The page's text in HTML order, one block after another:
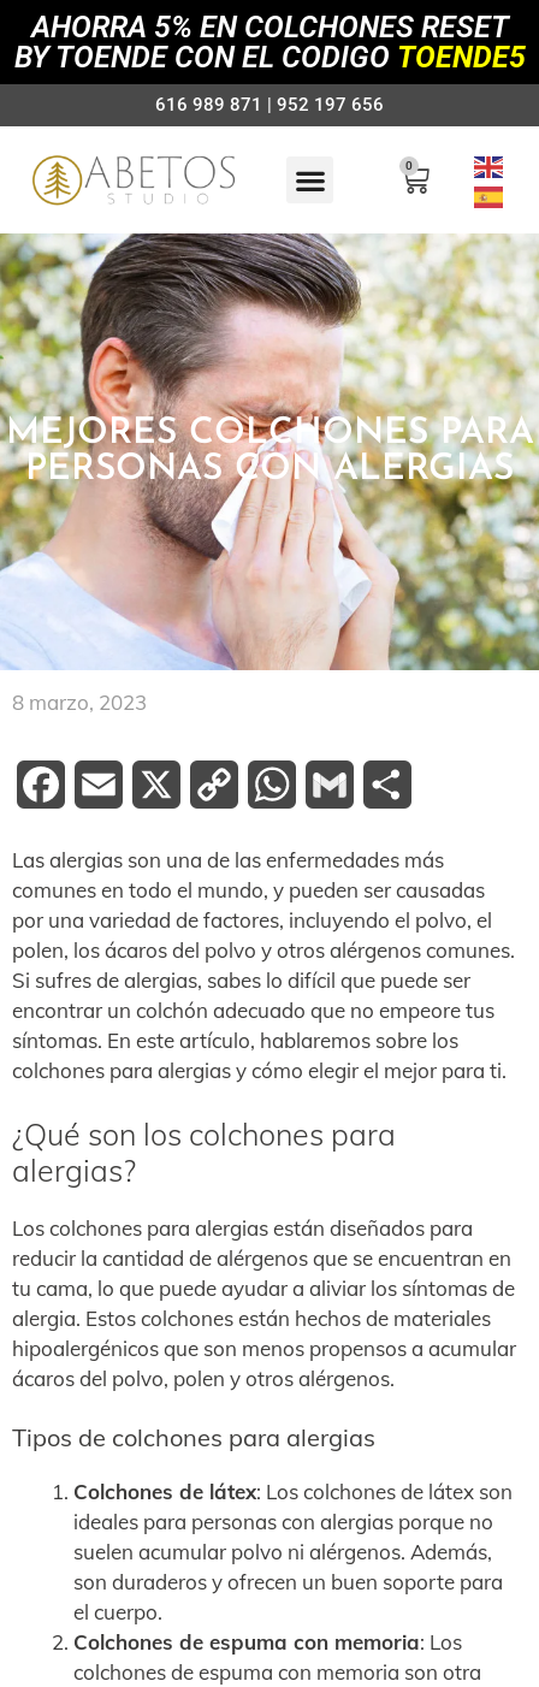
AHORRA 5% EN COLCHONES RESET
BY TOENDE CON EL CODIGO TOENDE5
616 989 871 | 952 197 656
0
MEJORES COLCHONES PARA
PERSONAS CON ALERGIAS
8 marzo, 2023
FacebookEmail
Copy
WhatsApp
Gmail
Las alergias son una de las enfermedades más
comunes en todo el mundo, y pueden ser causadas
por una variedad de factores, incluyendo el polvo, el
polen, los ácaros del polvo y otros alérgenos comunes.
Si sufres de alergias, sabes lo difícil que puede ser
encontrar un colchón adecuado que no empeore tus
síntomas. En este artículo, hablaremos sobre los
colchones para alergias y cómo elegir el mejor para ti.
¿Qué son los colchones para
alergias?
Los colchones para alergias están diseñados para
reducir la cantidad de alérgenos que se encuentran en
tu cama, lo que puede ayudar a aliviar los síntomas de
alergia. Estos colchones están hechos de materiales
hipoalergénicos que son menos propensos a acumular
ácaros del polvo, polen y otros alérgenos.
Tipos de colchones para alergias
Colchones de látex: Los colchones de látex son
ideales para personas con alergias porque no
suelen acumular polvo ni alérgenos. Además,
son duraderos y ofrecen un buen soporte para
el cuerpo.
Colchones de espuma con memoria: Los
colchones de espuma con memoria son otra